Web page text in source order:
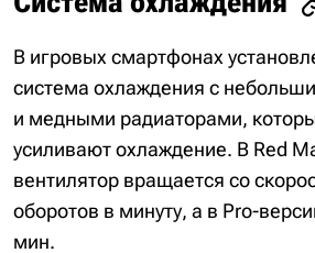
В игровых смартфонах
система охлаждения с
и медными радиаторами,
усиливают охлаждение. В Red
вентилятор вращается со
оборотов в минуту, а в Pro-
мин.